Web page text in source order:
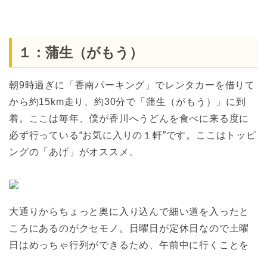
１：蒲生（がもう）
朝9時過ぎに「香南パーキング」でレンタカーを借りて
から約15km走り、約30分で「蒲生（がもう）」に到
着。ここは毎年、僕が香川へうどんを食べに来る度に
必ず行っている“お気に入りの１軒”です。ここはトッピ
ングの「あげ」がオススメ。
大通りからちょっと奥に入り込んで細い道を入ったと
ころにあるのがクセモノ。日曜日が定休日なので土曜
日はめっちゃ行列ができるため、午前中に行くことを